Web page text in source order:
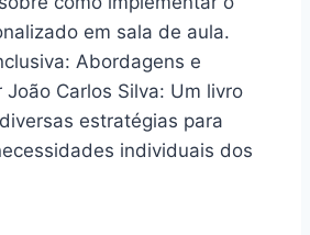
em sala de aula.
Abordagens e
João Carlos Silva: Um livro
estratégias para
individuais dos